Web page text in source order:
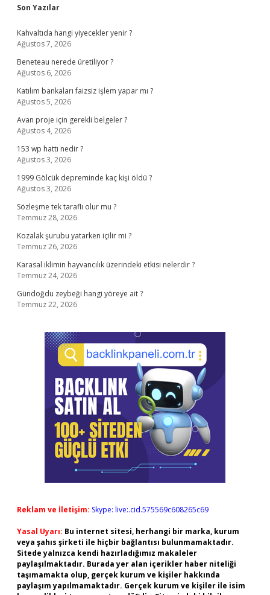
Sidebar
Son Yazılar
Kahvaltıda hangi yiyecekler yenir ?
Ağustos 7, 2026
Beneteau nerede üretiliyor ?
Ağustos 6, 2026
Katılım bankaları faizsiz işlem yapar mı ?
Ağustos 5, 2026
Avan proje için gerekli belgeler ?
Ağustos 4, 2026
153 wp hattı nedir ?
Ağustos 3, 2026
1999 Gölcük depreminde kaç kişi öldü ?
Ağustos 3, 2026
Sözleşme tek taraflı olur mu ?
Temmuz 28, 2026
Kozalak şurubu yatarken içilir mi ?
Temmuz 26, 2026
Karasal iklimin hayvancılık üzerindeki etkisi nelerdir ?
Temmuz 24, 2026
Gündoğdu zeybeği hangi yöreye ait ?
Temmuz 22, 2026
Reklam ve İletişim: Skype: live:.cid.575569c608265c69
Yasal Uyarı: Bu internet sitesi, herhangi bir marka, kurum
veya şahıs şirketi ile hiçbir bağlantısı bulunmamaktadır.
Sitede yalnızca kendi hazırladığımız makaleler
paylaşılmaktadır. Burada yer alan içerikler haber niteliği
taşımamakta olup, gerçek kurum ve kişiler hakkında
paylaşım yapılmamaktadır. Gerçek kurum ve kişiler ile isim